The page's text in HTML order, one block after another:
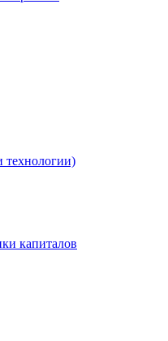
капиталов